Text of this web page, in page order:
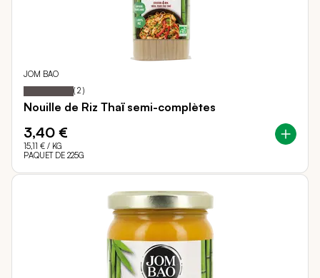
JOM BAO
Notation: 100
% of
( 2 )
Nouille de Riz Thaï semi-complètes
3,40 €
15,11 € / KG
PAQUET DE 225G